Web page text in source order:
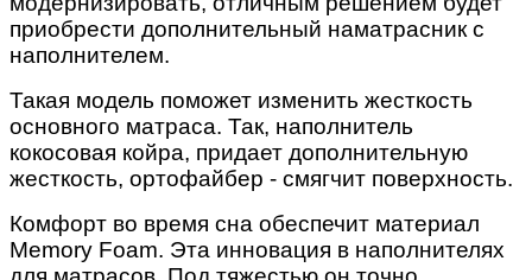
приобрести дополнительный наматрасник с
наполнителем.
Такая модель поможет изменить жесткость
основного матраса. Так, наполнитель
кокосовая койра, придает дополнительную
жесткость, ортофайбер - смягчит поверхность.
Комфорт во время сна обеспечит материал
Memory Foam. Эта инновация в наполнителях